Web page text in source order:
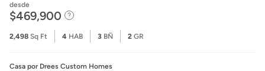
desde
$469,900
2,498 Sq Ft 4 HAB 3 BÑ 2 GR
Casa por Drees Custom Homes